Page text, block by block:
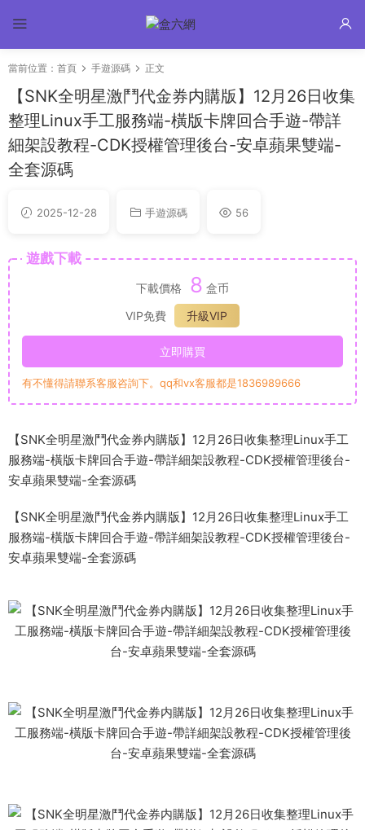
當前位置： 首頁 手遊源碼 正文
【SNK全明星激鬥代金券内購版】12月26日收集
整理Linux手工服務端-橫版卡牌回合手遊-帶詳
細架設教程-CDK授權管理後台-安卓蘋果雙端-
全套源碼
2025-12-28 手遊源碼 56
遊戲下載
下載價格 8 盒币
VIP免費
升級VIP
立即購買
有不懂得請聯系客服咨詢下。qq和vx客服都是1836989666
【SNK全明星激鬥代金券内購版】12月26日收集整理Linux手工
服務端-橫版卡牌回合手遊-帶詳細架設教程-CDK授權管理後台-
安卓蘋果雙端-全套源碼
【SNK全明星激鬥代金券内購版】12月26日收集整理Linux手工
服務端-橫版卡牌回合手遊-帶詳細架設教程-CDK授權管理後台-
安卓蘋果雙端-全套源碼